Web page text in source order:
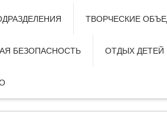
ТВОРЧЕСКИЕ
БЕЗОПАСНОСТЬ ОТДЫХ ДЕТЕЙ